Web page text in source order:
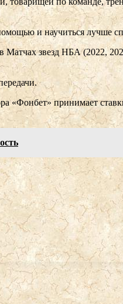
и научиться лучше
звезд НБА (2022,
«Фонбет» принимает